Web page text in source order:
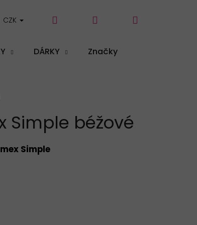
DÁRKY Značky
CZK Přihlášení
Simple béžové
Simple